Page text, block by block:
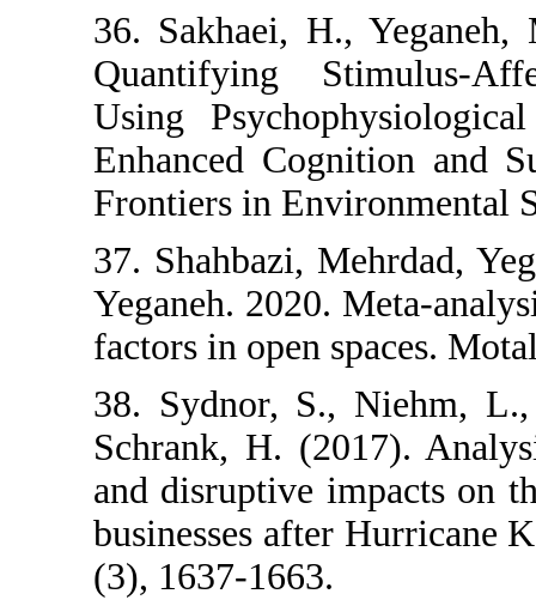
36. Sakhaei,
Quantifying
Using
Enhanced
Frontiers in
37.
Yeganeh.
factors in
38. Sydnor,
Schrank, H.
and
businesses
(3), 1637-